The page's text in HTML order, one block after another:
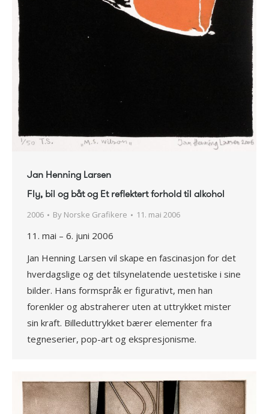
Jan Henning Larsen
Fly, bil og båt og Et reflektert forhold til alkohol
2006 By Norske Grafikere 11. mai 2006
11. mai – 6. juni 2006
Jan Henning Larsen vil skape en fascinasjon for det
hverdagslige og det tilsynelatende uestetiske i sine
bilder. Hans formspråk er figurativt, men han
forenkler og abstraherer uten at uttrykket mister
sin kraft. Billeduttrykket bærer elementer fra
tegneserier, pop-art og ekspresjonisme.